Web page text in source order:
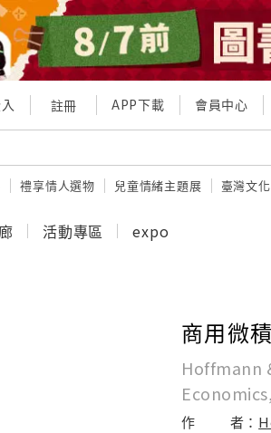
註冊 APP下載 會員中心
禮享情人選物 兒童情緒主題展 臺灣文
活動專區 expo
商用微
Hoffmann
作 者：